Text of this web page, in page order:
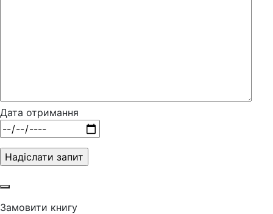
Дата отримання
Замовити книгу